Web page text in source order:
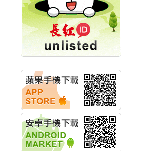
競賽 以電源驅動善的力
量
秀育企業:秀育SHO-U儲
能系統 獲國內首張CNS
認證
聯博投信:聯博00404A
華旭先進:代重要子公司
碩通散熱股份有限公司
公告董事會通過發言人
及代理發
華旭先進:代重要子公司
碩通散熱股份有限公司
公告董事會決議發行員
工認股權